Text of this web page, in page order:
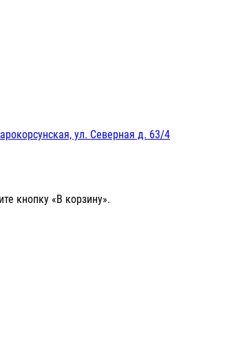
ул. Северная д. 63/4
кнопку «В корзину».